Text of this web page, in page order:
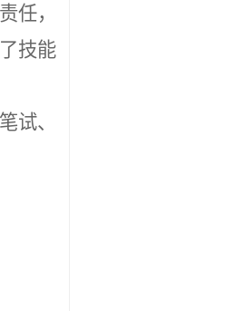
任，
技能
试、